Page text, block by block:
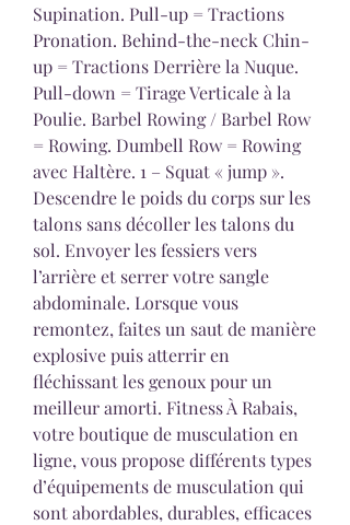
Supination. Pull-up = Tractions
Pronation. Behind-the-neck Chin-
up = Tractions Derrière la Nuque.
Pull-down = Tirage Verticale à la
Poulie. Barbel Rowing / Barbel Row
= Rowing. Dumbell Row = Rowing
avec Haltère. 1 – Squat « jump ».
Descendre le poids du corps sur les
talons sans décoller les talons du
sol. Envoyer les fessiers vers
l’arrière et serrer votre sangle
abdominale. Lorsque vous
remontez, faites un saut de manière
explosive puis atterrir en
fléchissant les genoux pour un
meilleur amorti. Fitness À Rabais,
votre boutique de musculation en
ligne, vous propose différents types
d’équipements de musculation qui
sont abordables, durables, efficaces